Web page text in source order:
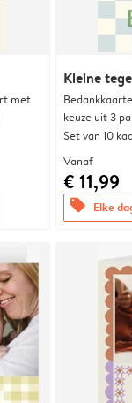
met
Kleine
keuze uit 3
Set van 10
Vanaf
€ 11,99
offers Elke